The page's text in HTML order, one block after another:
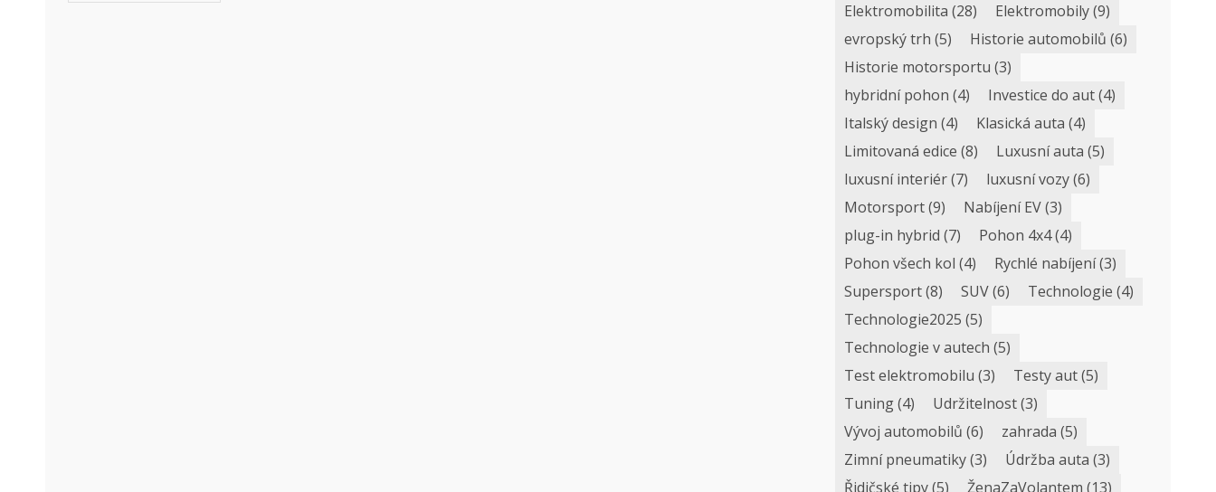
Elektromobilita (28) Elektromobily(9)
evropský trh (5) Historie automobilů (6)
Historie motorsportu (3)
hybridní pohon (4) Investice do aut(4)
Italský design (4) Klasická auta (4)
Limitovaná edice (8) Luxusní auta (5)
luxusní interiér(7) luxusní vozy(6)
Motorsport(9) Nabíjení EV(3)
plug-in hybrid (7) Pohon 4x4(4)
Pohon všech kol (4) Rychlé nabíjení(3)
Supersport(8) SUV(6) Technologie (4)
Technologie2025 (5)
Technologie v autech (5)
Test elektromobilu (3) Testy aut(5)
Tuning(4) Udržitelnost(3)
Vývoj automobilů (6) zahrada (5)
Zimní pneumatiky(3) Údržba auta (3)
Řidičské tipy(5) ŽenaZaVolantem (13)